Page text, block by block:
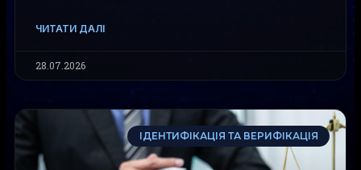
ЧИТАТИ ДАЛІ
28.07.2026
ІДЕНТИФІКАЦІЯ ТА ВЕРИФІКАЦІЯ